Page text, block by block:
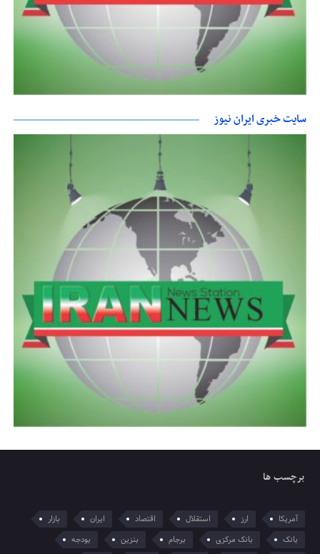
سایت خبری ایران نیوز
برچسب ها
آمریکا ارز استقلال اقتصاد ایران
بازار
بانک
بانک مرکزی برجام بنزین بودجه